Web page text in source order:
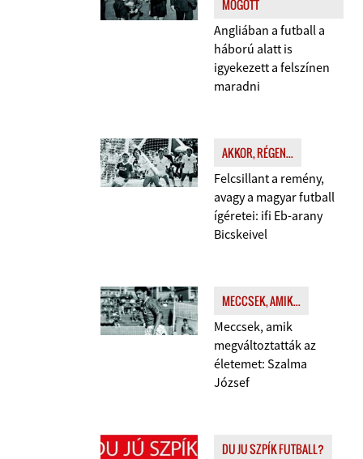
MÖGÖTT
Angliában a futball a
háború alatt is
igyekezett a felszínen
maradni
AKKOR, RÉGEN...
Felcsillant a remény,
avagy a magyar futball
ígéretei: ifi Eb-arany
Bicskeivel
MECCSEK, AMIK...
Meccsek, amik
megváltoztatták az
életemet: Szalma
József
DU JU SZPÍK FUTBALL?